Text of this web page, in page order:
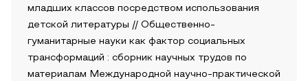
младших классов посредством использования
детской литературы // Общественно-
гуманитарные науки как фактор социальных
трансформаций : сборник научных трудов по
материалам Международной научно-практической